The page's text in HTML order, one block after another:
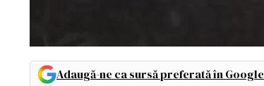
Adaugă-ne ca sursă preferată în Google